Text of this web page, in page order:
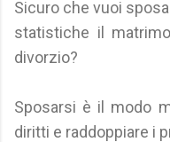
Sicuro che vuoi
statistiche il
divorzio?
Sposarsi è il modo
diritti e raddoppiare i